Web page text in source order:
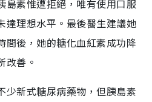
島素惟遭拒絕，唯有使用口服
達理想水平。最後醫生建議她
間後，她的糖化血紅素成功降
改善。
少新式糖尿病藥物，但胰島素